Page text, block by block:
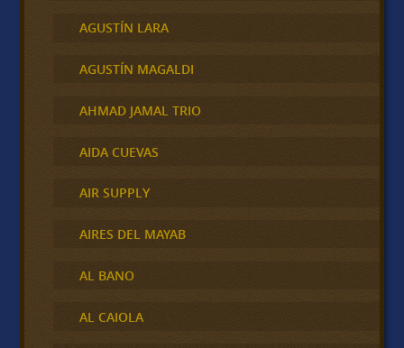
AGUSTÍN LARA
AGUSTÍN MAGALDI
AHMAD JAMAL TRIO
AIDA CUEVAS
AIR SUPPLY
AIRES DEL MAYAB
AL BANO
AL CAIOLA